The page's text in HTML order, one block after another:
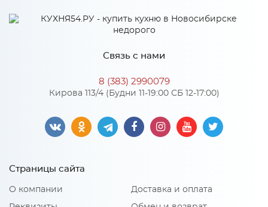
Высота 755
Венге
В разложенном виде: 1676х750х800
Связь с нами
8 (383) 2990079
Кирова 113/4 (Будни 11-19:00 СБ 12-17:00)
Страницы сайта
О компании Доставка и оплата